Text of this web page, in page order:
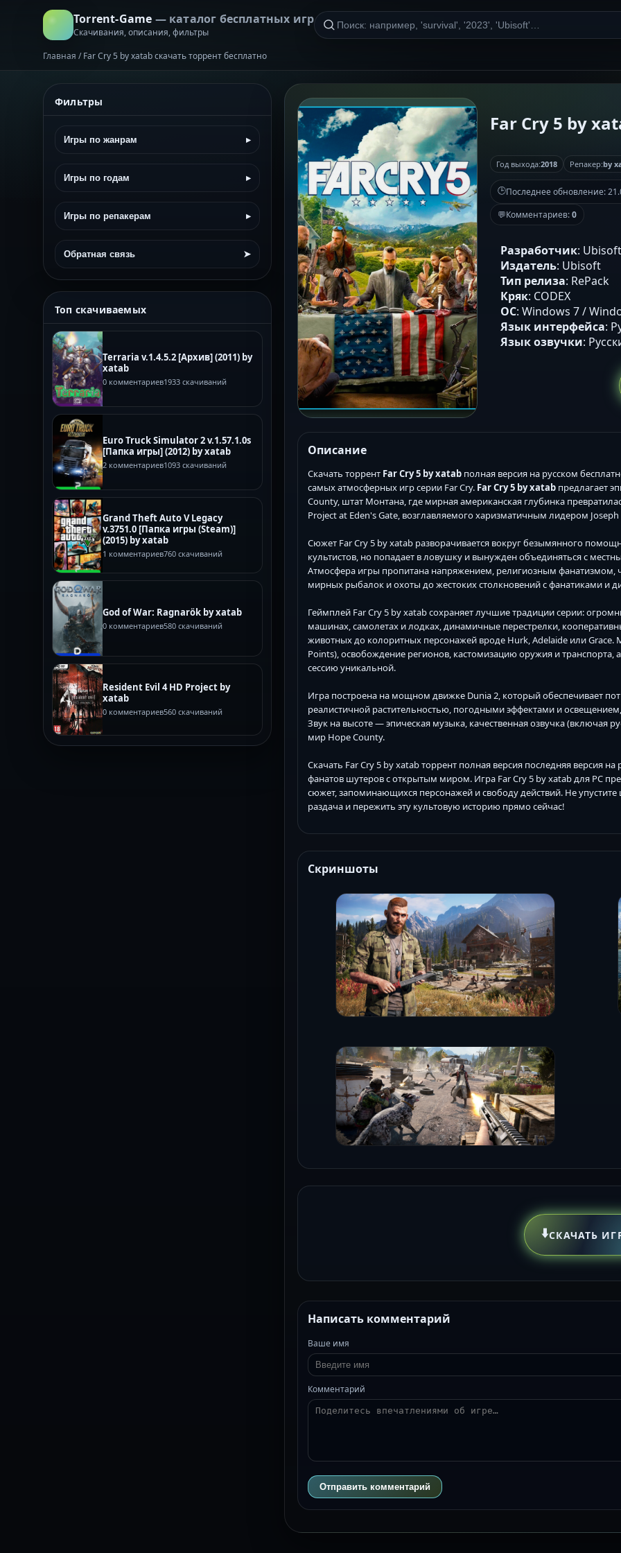
Torrent-Game — каталог бесплатных игр
Скачивания, описания, фильтры
Главная / Far Cry 5 by xatab скачать торрент бесплатно
Фильтры
Игры по жанрам ▸
Игры по годам ▸
Игры по репакерам ▸
Обратная связь ➤
Топ скачиваемых
Terraria v.1.4.5.2 [Архив] (2011) by
xatab
0 комментариев1933 скачиваний
Euro Truck Simulator 2 v.1.57.1.0s
[Папка игры] (2012) by xatab
2 комментариев1093 скачиваний
Grand Theft Auto V Legacy
v.3751.0 [Папка игры (Steam)]
(2015) by xatab
1 комментариев760 скачиваний
God of War: Ragnarök by xatab
0 комментариев580 скачиваний
Resident Evil 4 HD Project by
xatab
0 комментариев560 скачиваний
Far Cry 5 by
Год выхода:2018 Репакер:by
🕒Последнее обновление:
💬Комментариев:0
Разработчик:
Издатель: Ubisoft
Тип релиза: RePack
Кряк: CODEX
ОС: Windows 7 /
Язык интерфейса:
Язык озвучки:
Описание
Скачать торрент Far Cry 5 by xatab полная версия на русском
самых атмосферных игр серии Far Cry. Far Cry 5 by xatab предлагает
County, штат Монтана, где мирная американская глубинка
Project at Eden's Gate, возглавляемого харизматичным лидером Joseph
Сюжет Far Cry 5 by xatab разворачивается вокруг безымянного
культистов, но попадает в ловушку и вынужден объединяться с
Атмосфера игры пропитана напряжением, религиозным
мирных рыбалок и охоты до жестоких столкновений с фанатиками и
Геймплей Far Cry 5 by xatab сохраняет лучшие традиции серии:
машинах, самолетах и лодках, динамичные перестрелки,
животных до колоритных персонажей вроде Hurk, Adelaide или Grace.
Points), освобождение регионов, кастомизацию оружия и
сессию уникальной.
Игра построена на мощном движке Dunia 2, который обеспечивает
реалистичной растительностью, погодными эффектами и
Звук на высоте — эпическая музыка, качественная озвучка (включая
мир Hope County.
Скачать Far Cry 5 by xatab торрент полная версия последняя версия
фанатов шутеров с открытым миром. Игра Far Cry 5 by xatab для PC
сюжет, запоминающихся персонажей и свободу действий. Не
раздача и пережить эту культовую историю прямо сейчас!
Скриншоты
⬇️СКАЧАТЬ
Написать комментарий
Ваше имя
Комментарий
Отправить комментарий